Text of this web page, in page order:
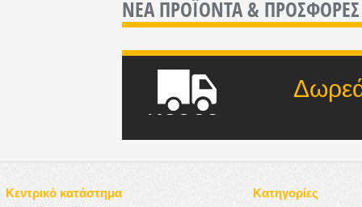
ΝΕΑ ΠΡΟΪΟΝΤΑ & ΠΡΟΣΦΟΡΕΣ
Δωρεάν
ποσού
Κεντρικό κατάστημα Κατηγορίες